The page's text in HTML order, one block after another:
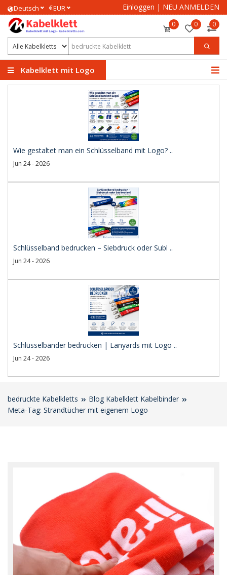
Deutsch €EUR Einloggen | NEU ANMELDEN
0 0 0
Kabelklett mit Logo
Wie gestaltet man ein Schlüsselband mit Logo? ..
Jun 24 - 2026
Schlüsselband bedrucken – Siebdruck oder Subl ..
Jun 24 - 2026
Schlüsselbänder bedrucken | Lanyards mit Logo ..
Jun 24 - 2026
bedruckte Kabelkletts
Blog Kabelklett Kabelbinder
Meta-Tag: Strandtücher mit eigenem Logo